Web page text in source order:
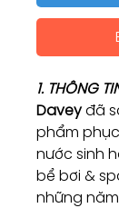
1. THÔNG
Daveyđã
phẩm
nước sinh
bể bơi &
những